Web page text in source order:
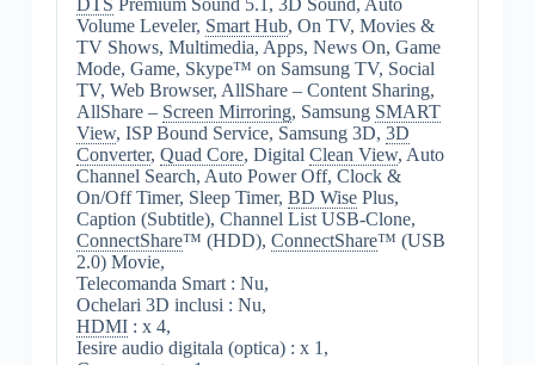
DTS Premium Sound 5.1, 3D Sound, Auto
Volume Leveler, Smart Hub, On TV, Movies &
TV Shows, Multimedia, Apps, News On, Game
Mode, Game, Skype™ on Samsung TV, Social
TV, Web Browser, AllShare – Content Sharing,
AllShare – Screen Mirroring, Samsung SMART
View, ISP Bound Service, Samsung 3D, 3D
Converter, Quad Core, Digital Clean View, Auto
Channel Search, Auto Power Off, Clock &
On/Off Timer, Sleep Timer, BD WisePlus,
Caption (Subtitle), Channel List USB-Clone,
ConnectShare™ (HDD), ConnectShare™ (USB
2.0) Movie,
Telecomanda Smart : Nu,
Ochelari 3D inclusi : Nu,
HDMI: x 4,
Iesire audio digitala (optica) : x 1,